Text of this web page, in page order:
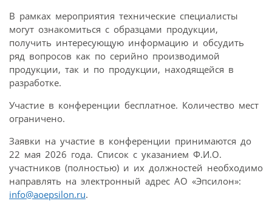
В рамках мероприятия технические специалисты
могут ознакомиться с образцами продукции,
получить интересующую информацию и обсудить
ряд вопросов как по серийно производимой
продукции, так и по продукции, находящейся в
разработке.
Участие в конференции бесплатное. Количество мест
ограничено.
Заявки на участие в конференции принимаются до
22 мая 2026 года. Список с указанием Ф.И.О.
участников (полностью) и их должностей необходимо
направлять на электронный адрес АО «Эпсилон»:
info@aoepsilon.ru.